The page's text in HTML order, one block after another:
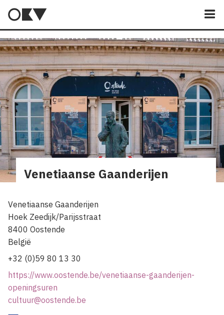
Venetiaanse Gaanderijen
Venetiaanse Gaanderijen
Hoek Zeedijk/Parijsstraat
8400 Oostende
België
+32 (0)59 80 13 30
https://www.oostende.be/venetiaanse-gaanderijen-
openingsuren
cultuur@oostende.be